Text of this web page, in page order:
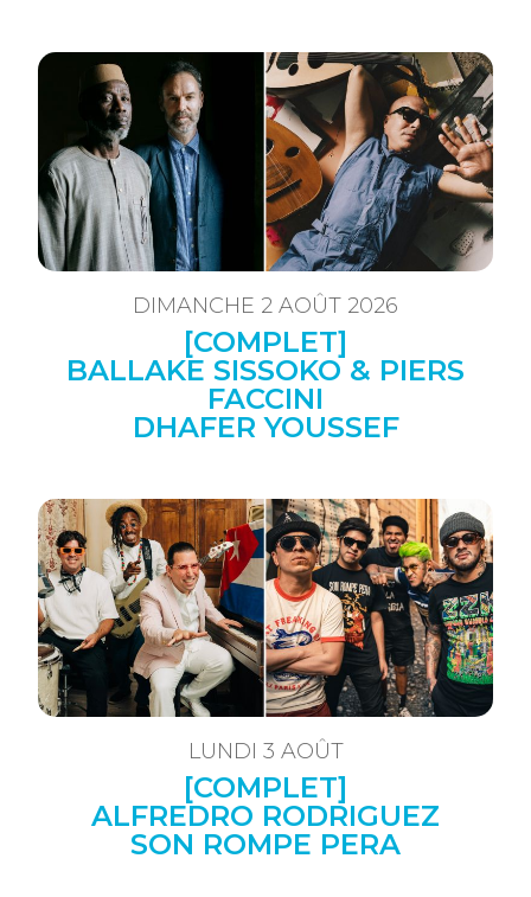
DIMANCHE 2 AOÛT 2026
[COMPLET]
BALLAKE SISSOKO & PIERS
FACCINI
DHAFER YOUSSEF
LUNDI 3 AOÛT
[COMPLET]
ALFREDRO RODRIGUEZ
SON ROMPE PERA